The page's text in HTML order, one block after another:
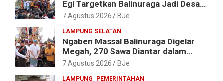
Egi Targetkan Balinuraga Jadi Desa
Wisata Budaya 2027
7 Agustus 2026 BJe
LAMPUNG SELATAN
Ngaben Massal Balinuraga Digelar
Megah, 270 Sawa Diantar dalam
Tradisi Suci yang Gerakkan Ekonomi
7 Agustus 2026 BJe
LAMPUNG PEMERINTAHAN